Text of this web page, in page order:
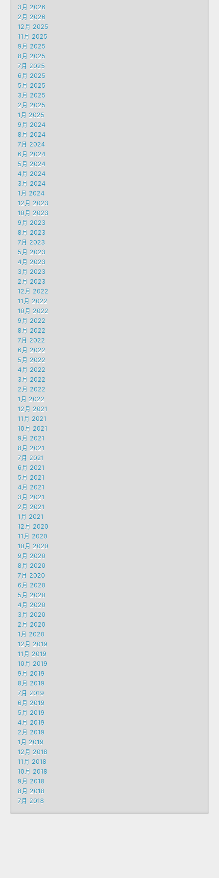
3月 2026
2月 2026
12月 2025
11月 2025
9月 2025
8月 2025
7月 2025
6月 2025
5月 2025
3月 2025
2月 2025
1月 2025
9月 2024
8月 2024
7月 2024
6月 2024
5月 2024
4月 2024
3月 2024
1月 2024
12月 2023
10月 2023
9月 2023
8月 2023
7月 2023
5月 2023
4月 2023
3月 2023
2月 2023
12月 2022
11月 2022
10月 2022
9月 2022
8月 2022
7月 2022
6月 2022
5月 2022
4月 2022
3月 2022
2月 2022
1月 2022
12月 2021
11月 2021
10月 2021
9月 2021
8月 2021
7月 2021
6月 2021
5月 2021
4月 2021
3月 2021
2月 2021
1月 2021
12月 2020
11月 2020
10月 2020
9月 2020
8月 2020
7月 2020
6月 2020
5月 2020
4月 2020
3月 2020
2月 2020
1月 2020
12月 2019
11月 2019
10月 2019
9月 2019
8月 2019
7月 2019
6月 2019
5月 2019
4月 2019
2月 2019
1月 2019
12月 2018
11月 2018
10月 2018
9月 2018
8月 2018
7月 2018